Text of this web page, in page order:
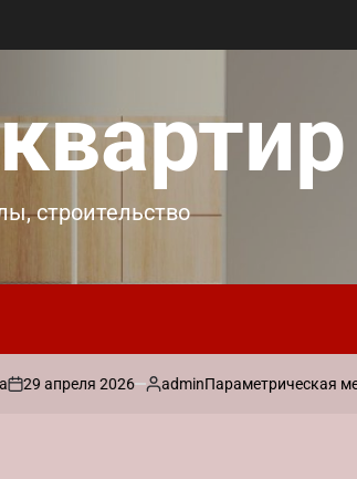
строительство
апреля 2026
Запись
adminПараметрическая